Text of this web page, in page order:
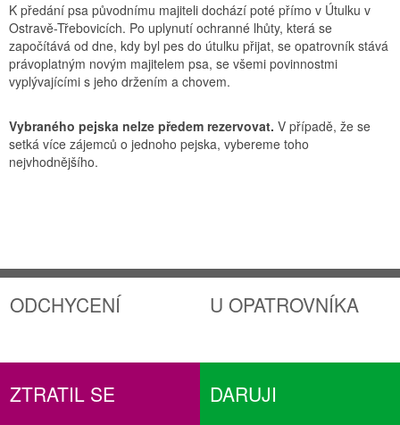
K předání psa původnímu majiteli dochází poté přímo v Útulku v
Ostravě-Třebovicích. Po uplynutí ochranné lhůty, která se
započítává od dne, kdy byl pes do útulku přijat, se opatrovník stává
právoplatným novým majitelem psa, se všemi povinnostmi
vyplývajícími s jeho držením a chovem.
Vybraného pejska nelze předem rezervovat. V případě, že se
setká více zájemců o jednoho pejska, vybereme toho
nejvhodnějšího.
ODCHYCENÍ U OPATROVNÍKA
ZTRATIL SE DARUJI